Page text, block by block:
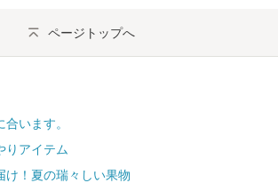
ページトップへ
います。
りアイテム
け！夏の瑞々しい果物